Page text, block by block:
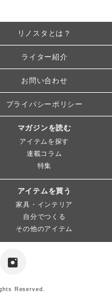
リノスタとは？
ライター紹介
お問い合わせ
プライバシーポリシー
マガジンを読む
アイテムを探す
連載コラム
特集
アイテムを買う
家具・インテリア
自分でつくる
その他のアイテム
Reserved.